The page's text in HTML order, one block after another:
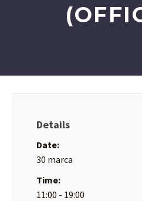
Details
Date:
30 marca
Time:
11:00 - 19:00